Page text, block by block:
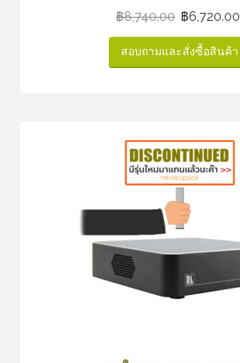
฿8,740.00 ฿6,720.00
สอบถามและสั่งซื้อสินค้า